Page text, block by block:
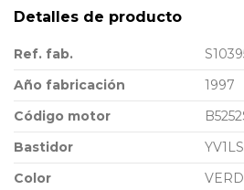
Detalles de producto
Ref. fab.
Año fabricación
1997
Código motor
Bastidor
Color